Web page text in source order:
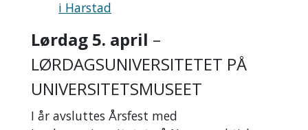
i Harstad
Lørdag 5. april –
LØRDAGSUNIVERSITETET PÅ
UNIVERSITETSMUSEET
I år avsluttes Årsfest med